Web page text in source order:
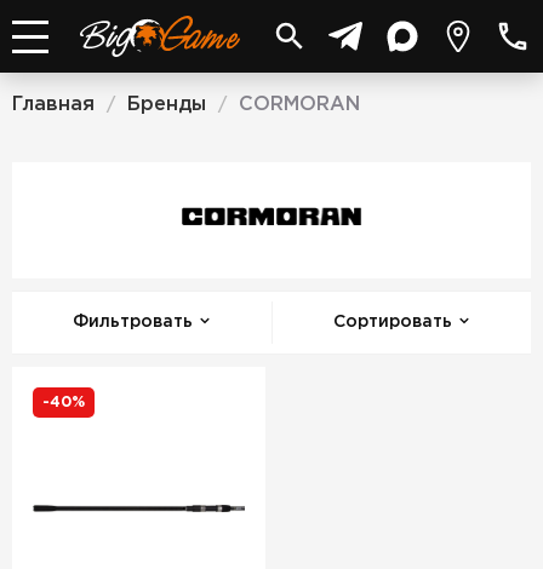
Главная / Бренды / CORMORAN
CORMORAN
Фильтровать Сортировать
-40%